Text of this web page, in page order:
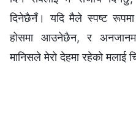
दिनेछैनँ। यदि मैले स्पष्ट
होसमा आउनेछैन, र
मानिसले मेरो देहमा रहेको मलाई